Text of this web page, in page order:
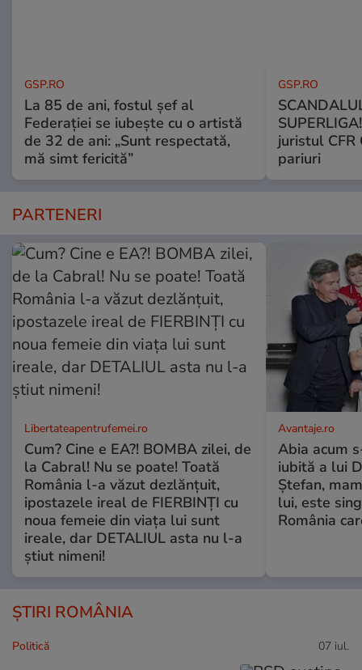
GSP.RO
La 85 de ani, fostul șef al
Federației se iubește cu o artistă
de 32 de ani: „Sunt respectată,
mă simt fericită”
GSP.RO
juristul CFR
pariuri
PARTENERI
Libertateapentrufemei.ro
Cum? Cine e EA?! BOMBA zilei, de
la Cabral! Nu se poate! Toată
România l-a văzut dezlănțuit,
ipostazele ireal de FIERBINȚI cu
noua femeie din viața lui sunt
ireale, dar DETALIUL asta nu l-a
știut nimeni!
Avantaje.ro
Abia acum
iubită a lui
Ștefan,
lui, este
România
ȘTIRI ROMÂNIA
Politică 07 iul.